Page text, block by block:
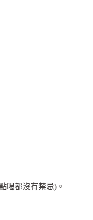
喝都沒有禁忌)。